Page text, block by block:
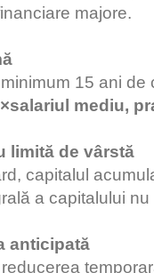
majore.
15 ani de
mediu,
limită de vârstă
capitalul
a capitalului
anticipată